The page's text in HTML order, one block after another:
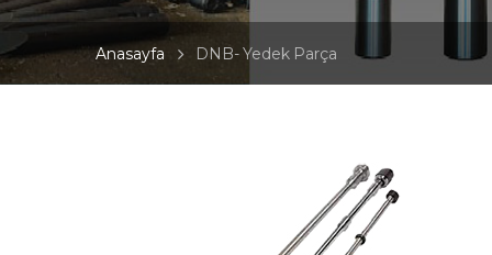
Anasayfa DNB- Yedek Parça